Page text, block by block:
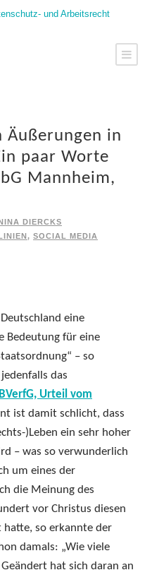
und Arbeitsrecht
Äußerungen in
paar Worte
Mannheim,
DIERCKS
, SOCIAL MEDIA
eine
Bedeutung für eine
– so
das
BVerfG, Urteil vom
ist damit schlicht, dass
)Leben ein sehr hoher
– was so verwunderlich
um eines der
die Meinung des
vor Christus diesen
so erkannte der
damals: „Wie viele
hat sich daran an